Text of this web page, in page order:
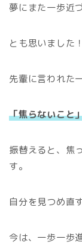
夢にまた一歩近
とも思いました！
先輩に言われた
「焦らないこと
振替えると、焦
す。
自分を見つめ直
今は、一歩一歩